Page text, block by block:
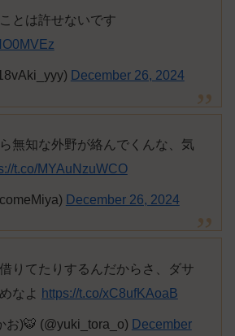
とは許せないです
December 26, 2024
無知な外野が絡んでくんな、気
t.co/MYAuNzuWCO
December 26, 2024
りてたりするんだからさ、ダサ
なよ
https://t.co/xC8ufKAoaB
)🐯 (@yuki_tora_o) December